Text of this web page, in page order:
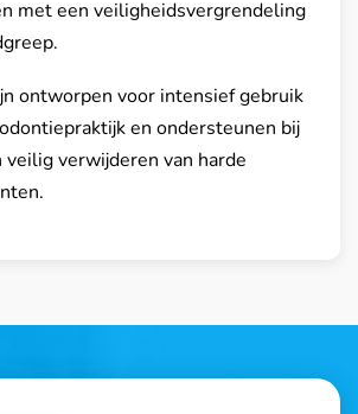
met een veiligheidsvergrendeling
ontworpen voor intensief gebruik
en ondersteunen bij
verwijderen van harde